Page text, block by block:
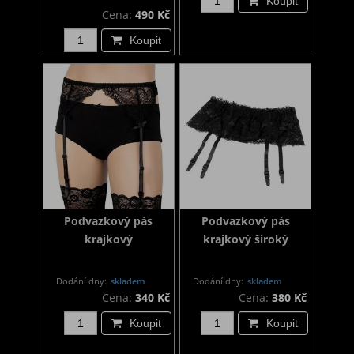
Cena: 490 Kč
Koupit
Podvazkový pás
krajkový
Dodání dny: skladem
Cena: 340 Kč
Koupit
Podvazkový pás
krajkový široký
Dodání dny: skladem
Cena: 380 Kč
Koupit